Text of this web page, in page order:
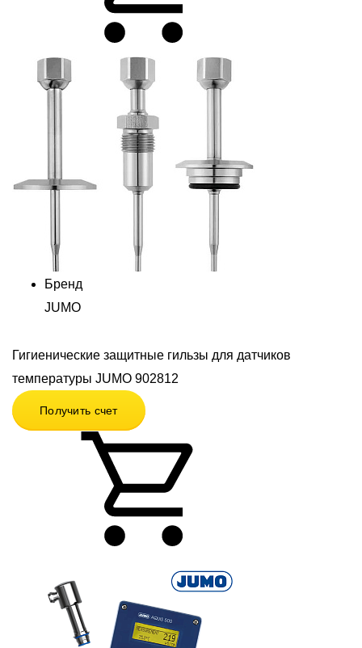
Бренд
JUMO
Гигиенические защитные гильзы для датчиков
температуры JUMO 902812
Получить счет